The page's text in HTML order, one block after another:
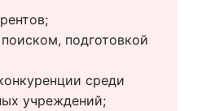
подготовкой
среди
учреждений;